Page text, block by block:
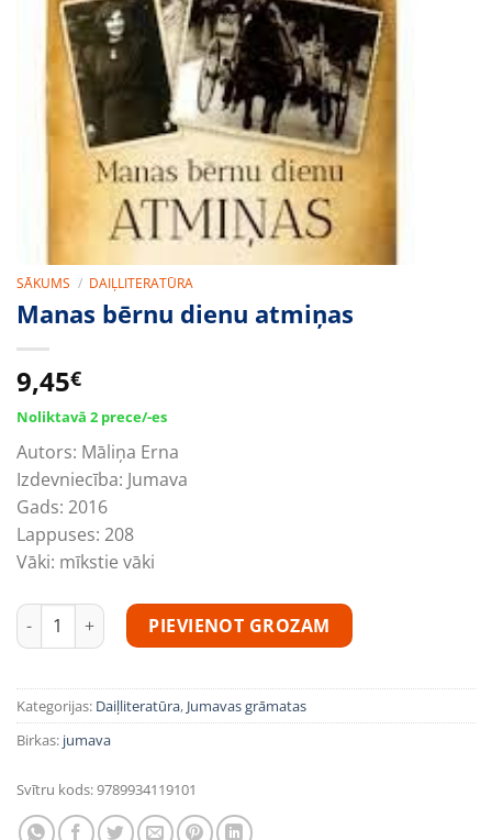
SĀKUMS / DAIĻLITERATŪRA
Manas bērnu dienu atmiņas
9,45€
Noliktavā 2 prece/-es
Autors: Māliņa Erna
Izdevniecība: Jumava
Gads: 2016
Lappuses: 208
Vāki: mīkstie vāki
Manas bērnu dienu atmiņas daudzums
PIEVIENOT GROZAM
Kategorijas: Daiļliteratūra, Jumavas grāmatas
Birkas: jumava
Svītru kods:9789934119101